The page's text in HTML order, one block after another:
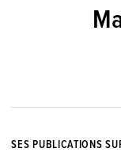
SES PUBLICATIONS